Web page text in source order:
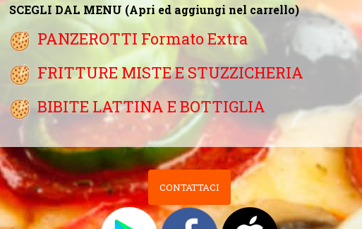
3,00 EURO BONUS ! Invita AMICO 2,00 EURO Sino al -60% di Bonus !
SCEGLI DAL MENU (Apri ed aggiungi nel carrello)
PANZEROTTI Formato Extra
FRITTURE MISTE E STUZZICHERIA
BIBITE LATTINA E BOTTIGLIA
CONTATTACI